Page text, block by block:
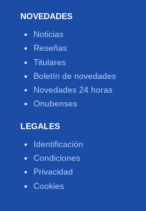
NOVEDADES
Noticias
Reseñas
Titulares
Boletín de novedades
Novedades 24 horas
Onubenses
LEGALES
Identificación
Condiciones
Privacidad
Cookies